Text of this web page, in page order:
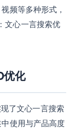
频等多种形式，
文心一言搜索优
优化
了文心一言搜索
使用与产品高度